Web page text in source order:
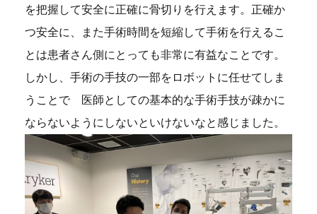
を把握して安全に正確に骨切りを行えます。正確か
つ安全に、また手術時間を短縮して手術を行えるこ
とは患者さん側にとっても非常に有益なことです。
しかし、手術の手技の一部をロボットに任せてしま
うことで 医師としての基本的な手術手技が疎かに
ならないようにしないといけないなと感じました。